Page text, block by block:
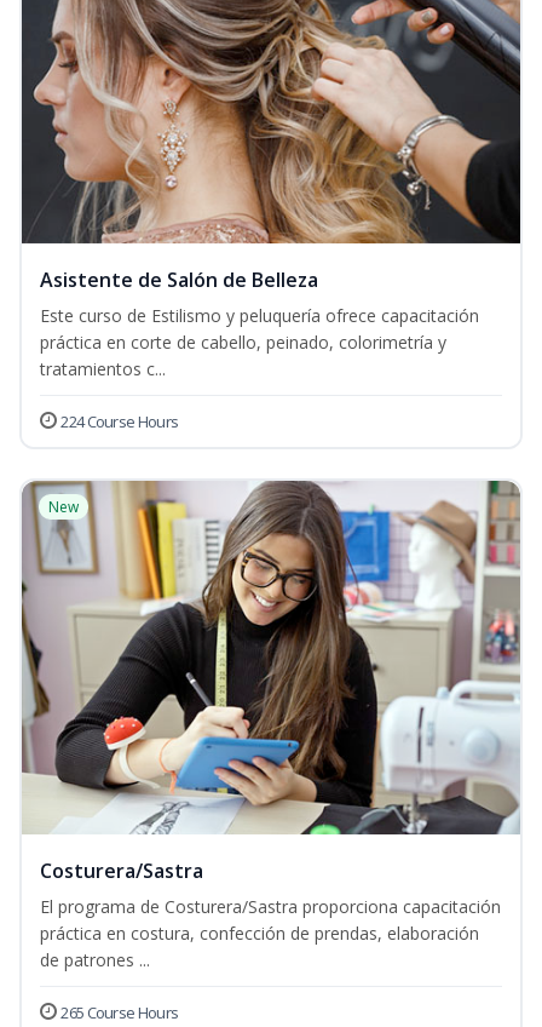
Asistente de Salón de Belleza
Este curso de Estilismo y peluquería ofrece capacitación
práctica en corte de cabello, peinado, colorimetría y
tratamientos c...
224 Course Hours
New
Costurera/Sastra
El programa de Costurera/Sastra proporciona capacitación
práctica en costura, confección de prendas, elaboración
de patrones ...
265 Course Hours